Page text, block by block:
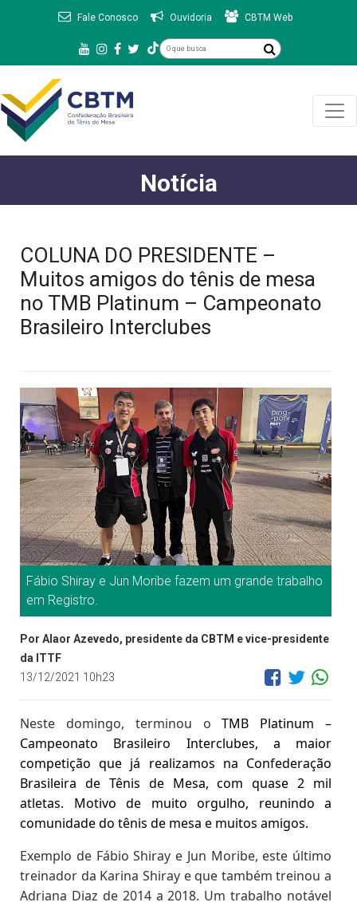
Fale Conosco Ouvidoria CBTM Web
Notícia
COLUNA DO PRESIDENTE –
Muitos amigos do tênis de mesa
no TMB Platinum – Campeonato
Brasileiro Interclubes
Fábio Shiray e Jun Moribe fazem um grande trabalho
em Registro.
Por Alaor Azevedo, presidente da CBTM e vice-presidente
da ITTF
13/12/2021 10h23
Neste domingo, terminou oTMB Platinum –
Campeonato Brasileiro Interclubes, a maior
competição que já realizamos na Confederação
Brasileira de Tênis de Mesa, com quase 2 mil
atletas. Motivo de muito orgulho, reunindo a
comunidade do tênis de mesa e muitos amigos.
Exemplo de Fábio Shiray e Jun Moribe, este último
treinador da Karina Shiray e que também treinou a
Adriana Diaz de 2014 a 2018. Um trabalho notável